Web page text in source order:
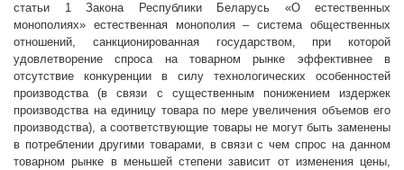
статьи 1 Закона Республики Беларусь «О естественных
монополиях» естественная монополия – система общественных
отношений, санкционированная государством, при которой
удовлетворение спроса на товарном рынке эффективнее в
отсутствие конкуренции в силу технологических особенностей
производства (в связи с существенным понижением издержек
производства на единицу товара по мере увеличения объемов его
производства), а соответствующие товары не могут быть заменены
в потреблении другими товарами, в связи с чем спрос на данном
товарном рынке в меньшей степени зависит от изменения цены,